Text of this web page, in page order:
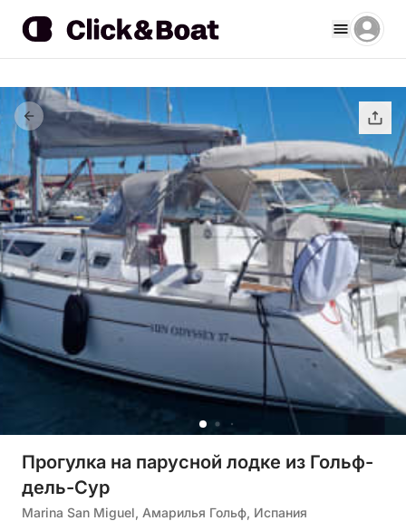
Прогулка на парусной лодке из Гольф-
дель-Сур
Marina San Miguel, Амарилья Гольф, Испания